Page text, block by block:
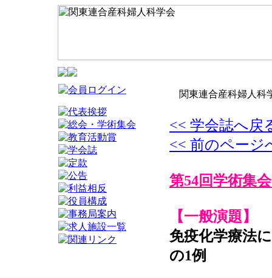
関東連合産科婦人科
<< 学会誌へ戻
<< 前のページ
第54回学術集会
【一般演題】
免疫化学療法
の1例